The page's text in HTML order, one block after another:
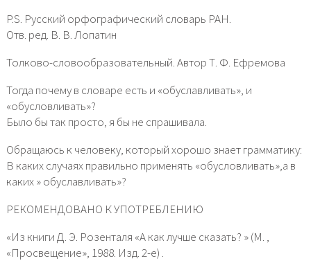
P.S. Русский орфографический словарь РАН.
Отв. ред. В. В. Лопатин
Толково-словообразовательный. Автор Т. Ф. Ефремова
Тогда почему в словаре есть и «обуславливать», и
«обусловливать»?
Было бы так просто, я бы не спрашивала.
Обращаюсь к человеку, который хорошо знает грамматику:
В каких случаях правильно применять «обусловливать»,а в
каких » обуславливать»?
РЕКОМЕНДОВАНО К УПОТРЕБЛЕНИЮ
«Из книги Д. Э. Розенталя «А как лучше сказать? » (М. ,
«Просвещение», 1988. Изд. 2-е) .